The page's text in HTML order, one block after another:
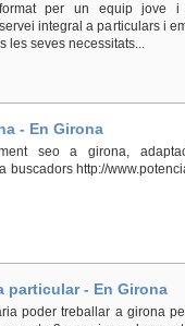
per un equip jove i
integral a particulars i
les seves necessitats...
- En Girona
seo a girona,
buscadors http://
particular - En Girona
poder treballar a girona